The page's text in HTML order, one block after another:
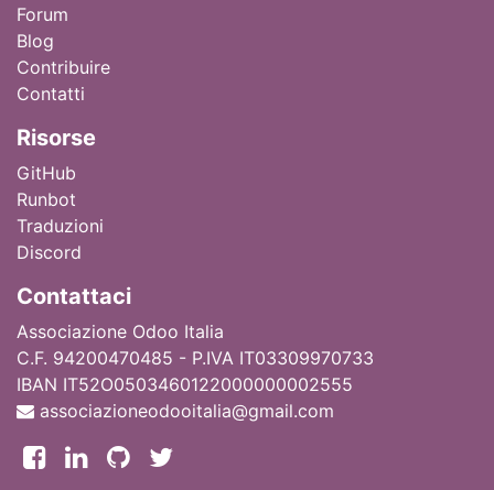
Forum
Blog
Contribuire
Contatti
Risorse
GitHub
Runbot
Traduzioni
Discord
Contattaci
Associazione Odoo Italia
C.F. 94200470485 - P.IVA IT03309970733
IBAN IT52O0503460122000000002555
associazioneodooitalia@gmail.com